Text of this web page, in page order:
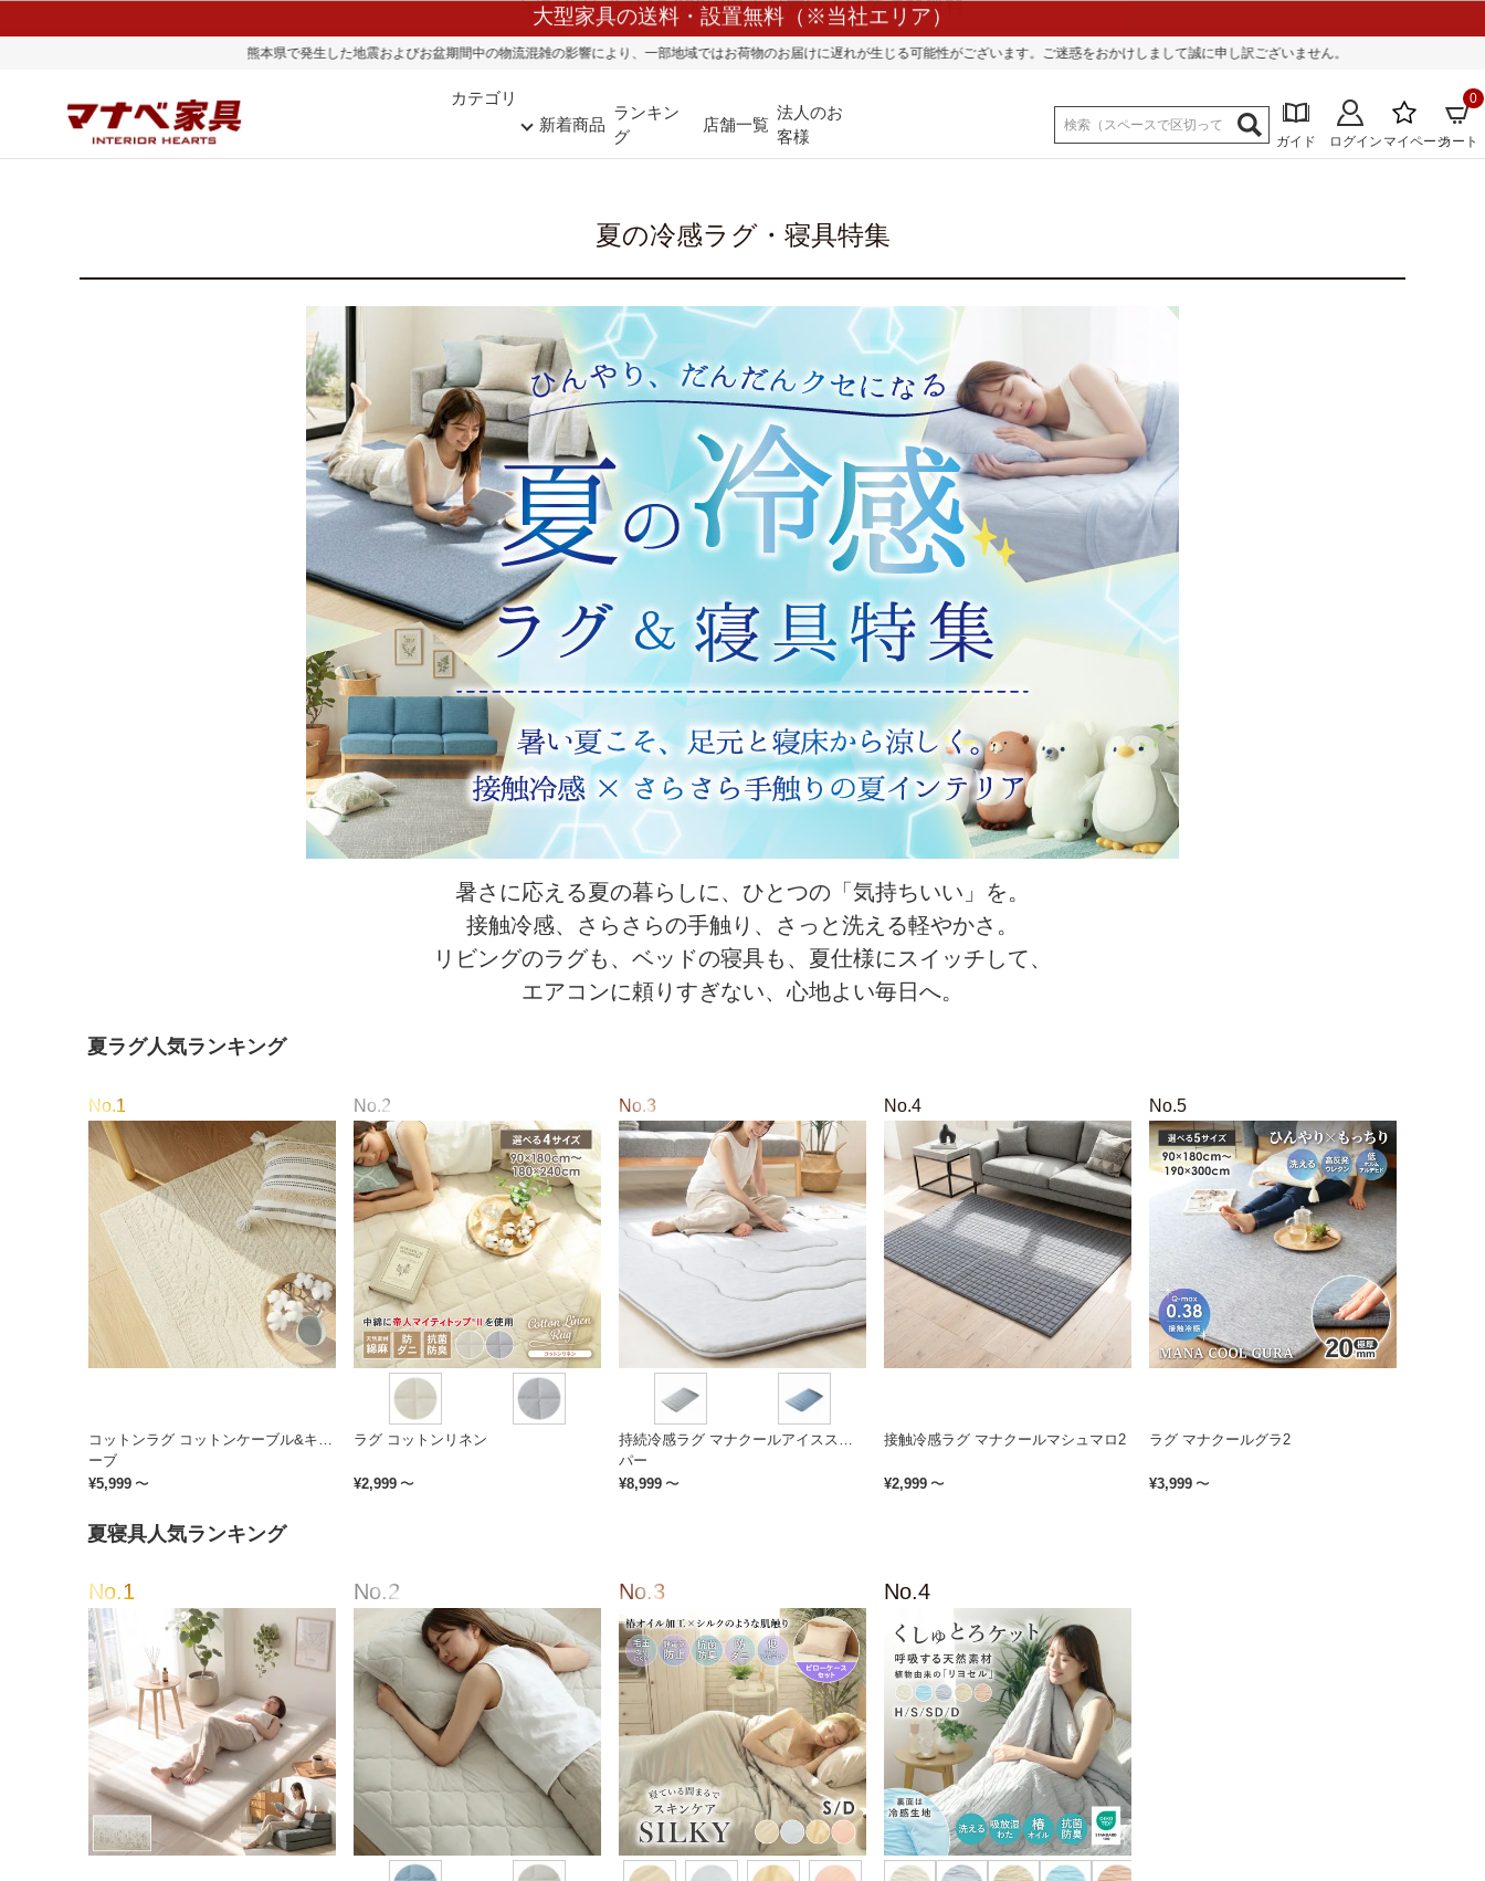
大型家具の送料・設置無料（※当社エリア）
県で発生した地震およびお盆期間中の物流混雑の影響により、一部地域ではお荷物のお届けに遅れが生じる可能性がございます。ご迷惑をおかけしまして誠に申し訳ございません。
カテゴリ
新着商品
ランキン
グ
店舗一覧
法人のお
客様
ガイド ログイン マイページカート
0
夏の冷感ラグ・寝具特集
暑さに応える夏の暮らしに、ひとつの「気持ちいい」を。
接触冷感、さらさらの手触り、さっと洗える軽やかさ。
リビングのラグも、ベッドの寝具も、夏仕様にスイッチして、
エアコンに頼りすぎない、心地よい毎日へ。
夏ラグ人気ランキング
コットンラグ コットンケーブル&キュ
ーブ
¥5,999 〜
ラグ コットンリネン
¥2,999 〜
持続冷感ラグ マナクールアイススー
パー
¥8,999 〜
接触冷感ラグ マナクールマシュマロ2
¥2,999 〜
ラグ マナクールグラ2
¥3,999 〜
夏寝具人気ランキング